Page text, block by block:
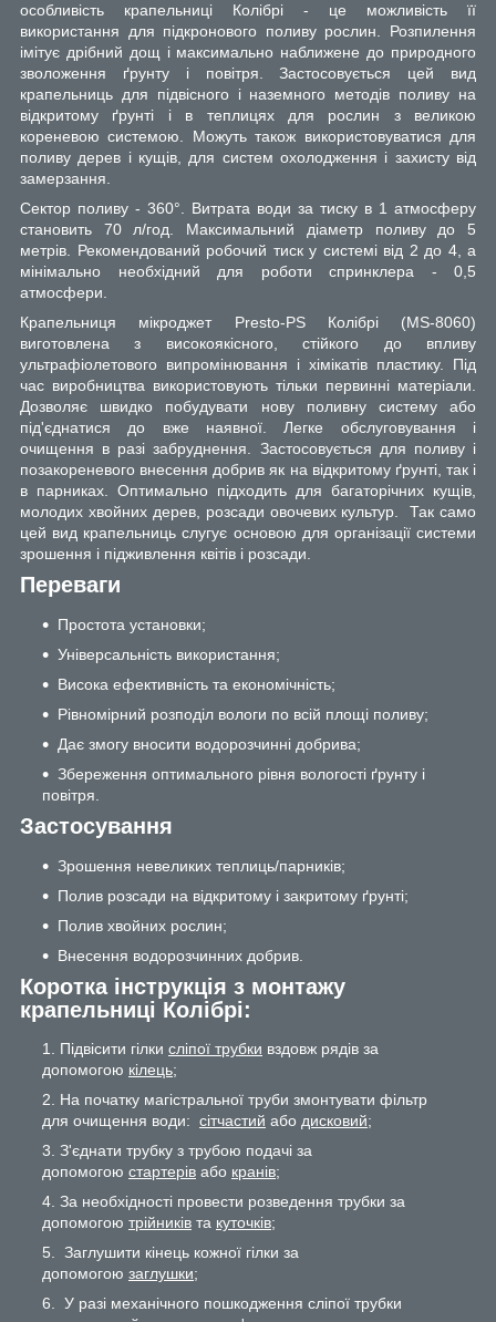
особливість крапельниці Колібрі - це можливість її
використання для підкронового поливу рослин. Розпилення
імітує дрібний дощ і максимально наближене до природного
зволоження ґрунту і повітря. Застосовується цей вид
крапельниць для підвісного і наземного методів поливу на
відкритому ґрунті і в теплицях для рослин з великою
кореневою системою. Можуть також використовуватися для
поливу дерев і кущів, для систем охолодження і захисту від
замерзання.
Сектор поливу - 360°. Витрата води за тиску в 1 атмосферу
становить 70 л/год. Максимальний діаметр поливу до 5
метрів. Рекомендований робочий тиск у системі від 2 до 4, а
мінімально необхідний для роботи спринклера - 0,5
атмосфери.
Крапельниця мікроджет Presto-PS Колібрі (MS-8060)
виготовлена з високоякісного, стійкого до впливу
ультрафіолетового випромінювання і хімікатів пластику. Під
час виробництва використовують тільки первинні матеріали.
Дозволяє швидко побудувати нову поливну систему або
під'єднатися до вже наявної. Легке обслуговування і
очищення в разі забруднення. Застосовується для поливу і
позакореневого внесення добрив як на відкритому ґрунті, так і
в парниках. Оптимально підходить для багаторічних кущів,
молодих хвойних дерев, розсади овочевих культур. Так само
цей вид крапельниць слугує основою для організації системи
зрошення і підживлення квітів і розсади.
Переваги
Простота установки;
Універсальність використання;
Висока ефективність та економічність;
Рівномірний розподіл вологи по всій площі поливу;
Дає змогу вносити водорозчинні добрива;
Збереження оптимального рівня вологості ґрунту і
повітря.
Застосування
Зрошення невеликих теплиць/парників;
Полив розсади на відкритому і закритому ґрунті;
Полив хвойних рослин;
Внесення водорозчинних добрив.
Коротка інструкція з монтажу
крапельниці Колібрі:
Підвісити гілки сліпої трубки вздовж рядів за
допомогою кілець;
На початку магістральної труби змонтувати фільтр
для очищення води: сітчастий або дисковий;
З'єднати трубку з трубою подачі за
допомогою стартерів або кранів;
За необхідності провести розведення трубки за
допомогою трійників та куточків;
Заглушити кінець кожної гілки за
допомогою заглушки;
У разі механічного пошкодження сліпої трубки